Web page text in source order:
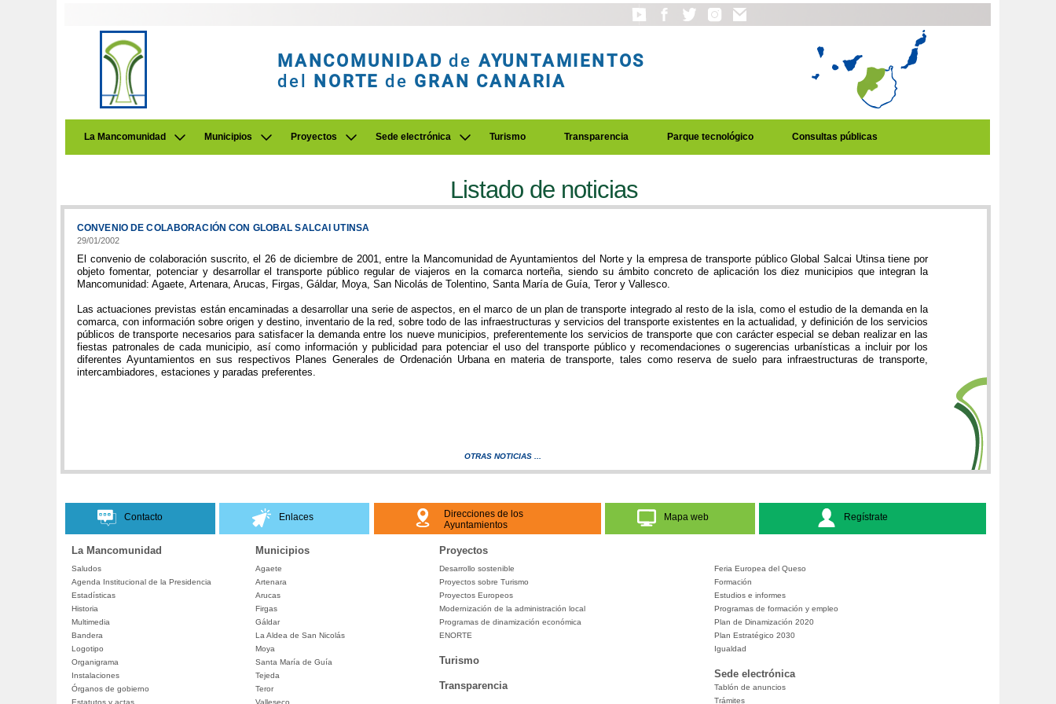
MANCOMUNIDAD de AYUNTAMIENTOS
del NORTE de GRAN CANARIA
La Mancomunidad Municipios Proyectos Sede electrónica Turismo Transparencia Parque tecnológico Consultas públicas
Listado de noticias
CONVENIO DE COLABORACIÓN CON GLOBAL SALCAI UTINSA
29/01/2002
El convenio de colaboración suscrito, el 26 de diciembre de 2001, entre la Mancomunidad de Ayuntamientos del Norte y la empresa de transporte público Global Salcai Utinsa tiene por
objeto fomentar, potenciar y desarrollar el transporte público regular de viajeros en la comarca norteña, siendo su ámbito concreto de aplicación los diez municipios que integran la
Mancomunidad: Agaete, Artenara, Arucas, Firgas, Gáldar, Moya, San Nicolás de Tolentino, Santa María de Guía, Teror y Vallesco.
Las actuaciones previstas están encaminadas a desarrollar una serie de aspectos, en el marco de un plan de transporte integrado al resto de la isla, como el estudio de la demanda en la
comarca, con información sobre origen y destino, inventario de la red, sobre todo de las infraestructuras y servicios del transporte existentes en la actualidad, y definición de los servicios
públicos de transporte necesarios para satisfacer la demanda entre los nueve municipios, preferentemente los servicios de transporte que con carácter especial se deban realizar en las
fiestas patronales de cada municipio, así como información y publicidad para potenciar el uso del transporte público y recomendaciones o sugerencias urbanísticas a incluir por los
diferentes Ayuntamientos en sus respectivos Planes Generales de Ordenación Urbana en materia de transporte, tales como reserva de suelo para infraestructuras de transporte,
intercambiadores, estaciones y paradas preferentes.
OTRAS NOTICIAS ...
Contacto Enlaces
Direcciones de los
Ayuntamientos
Mapa web Regístrate
La Mancomunidad Municipios Proyectos
Saludos
Agenda Institucional de la Presidencia
Estadísticas
Historia
Multimedia
Bandera
Logotipo
Organigrama
Instalaciones
Órganos de gobierno
Estatutos y actas
Agaete
Artenara
Arucas
Firgas
Gáldar
La Aldea de San Nicolás
Moya
Santa María de Guía
Tejeda
Teror
Valleseco
Desarrollo sostenible
Proyectos sobre Turismo
Proyectos Europeos
Modernización de la administración local
Programas de dinamización económica
ENORTE
Turismo
Transparencia
Feria Europea del Queso
Formación
Estudios e informes
Programas de formación y empleo
Plan de Dinamización 2020
Plan Estratégico 2030
Igualdad
Sede electrónica
Tablón de anuncios
Trámites